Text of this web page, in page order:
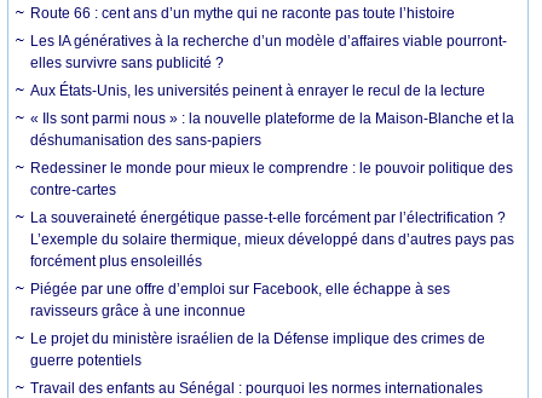
Route 66 : cent ans d’un mythe qui ne raconte pas toute l’histoire
Les IA génératives à la recherche d’un modèle d’affaires viable pourront-
elles survivre sans publicité ?
Aux États-Unis, les universités peinent à enrayer le recul de la lecture
« Ils sont parmi nous » : la nouvelle plateforme de la Maison-Blanche et la
déshumanisation des sans-papiers
Redessiner le monde pour mieux le comprendre : le pouvoir politique des
contre-cartes
La souveraineté énergétique passe-t-elle forcément par l’électrification ?
L’exemple du solaire thermique, mieux développé dans d’autres pays pas
forcément plus ensoleillés
Piégée par une offre d’emploi sur Facebook, elle échappe à ses
ravisseurs grâce à une inconnue
Le projet du ministère israélien de la Défense implique des crimes de
guerre potentiels
Travail des enfants au Sénégal : pourquoi les normes internationales